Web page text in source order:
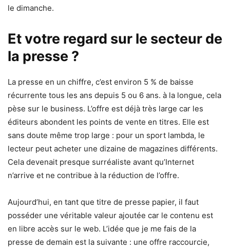
le dimanche.
Et votre regard sur le secteur de
la presse ?
La presse en un chiffre, c’est environ 5 % de baisse
récurrente tous les ans depuis 5 ou 6 ans. à la longue, cela
pèse sur le business. L’offre est déjà très large car les
éditeurs abondent les points de vente en titres. Elle est
sans doute même trop large : pour un sport lambda, le
lecteur peut acheter une dizaine de magazines différents.
Cela devenait presque surréaliste avant qu’Internet
n’arrive et ne contribue à la réduction de l’offre.
Aujourd’hui, en tant que titre de presse papier, il faut
posséder une véritable valeur ajoutée car le contenu est
en libre accès sur le web. L’idée que je me fais de la
presse de demain est la suivante : une offre raccourcie,